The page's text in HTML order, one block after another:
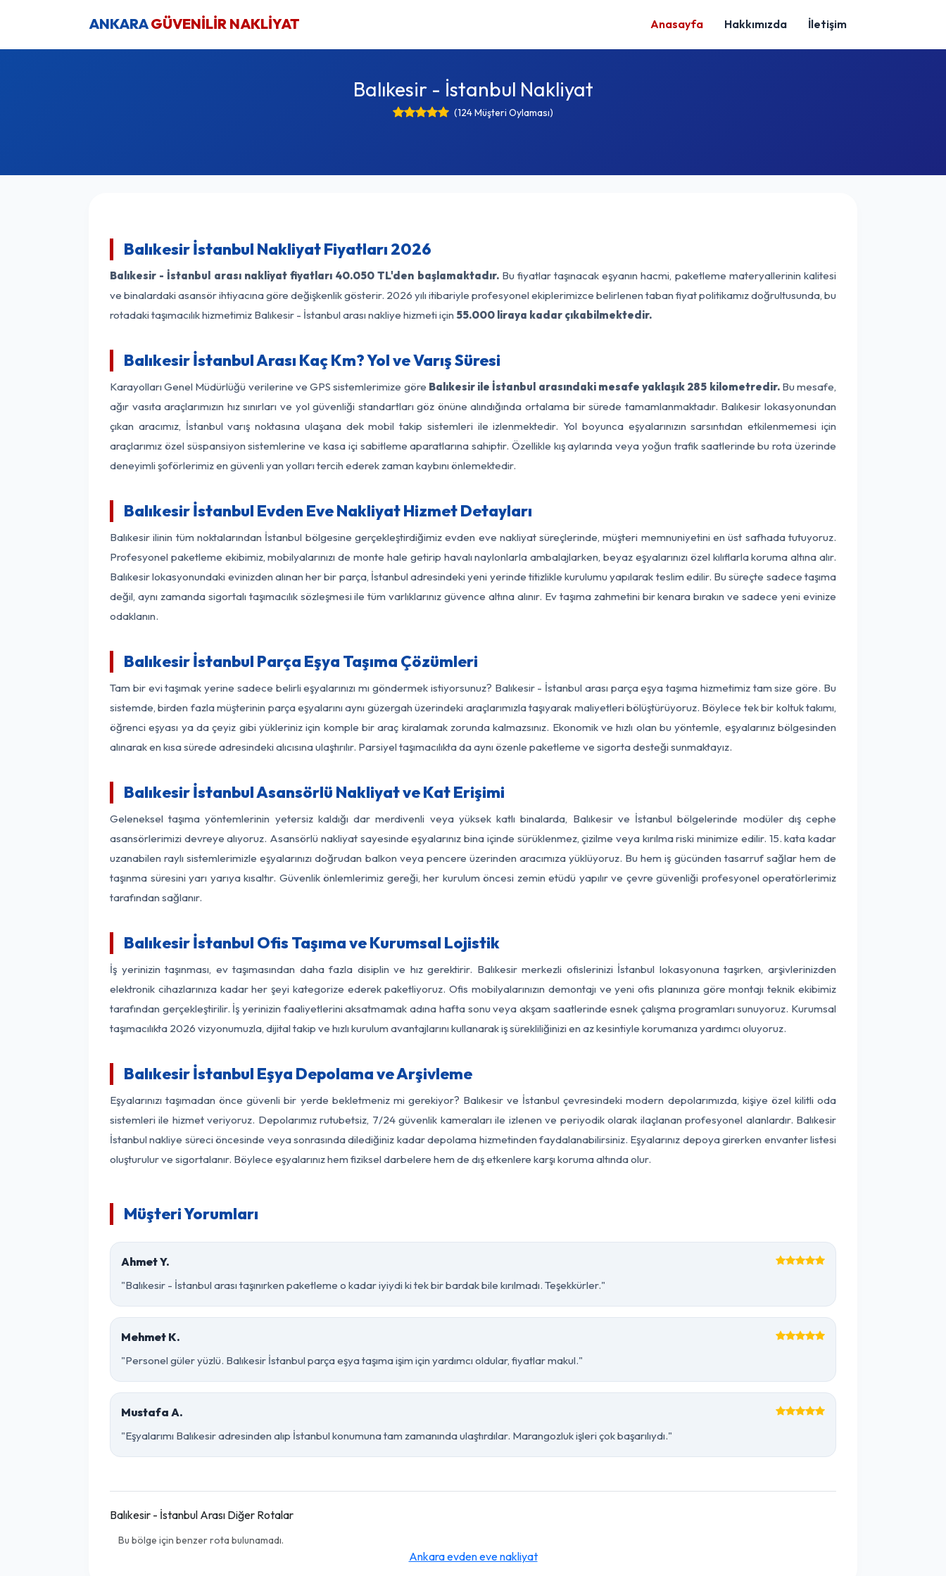
ANKARAGÜVENİLİR NAKLİYAT Anasayfa Hakkımızda İletişim
Balıkesir - İstanbul Nakliyat
(124 Müşteri Oylaması)
Balıkesir İstanbul Nakliyat Fiyatları 2026
Balıkesir - İstanbul arası nakliyat fiyatları 40.050 TL'den başlamaktadır.Bu fiyatlar taşınacak eşyanın hacmi, paketleme materyallerinin kalitesi
ve binalardaki asansör ihtiyacına göre değişkenlik gösterir. 2026 yılı itibariyle profesyonel ekiplerimizce belirlenen taban fiyat politikamız doğrultusunda, bu
rotadaki taşımacılık hizmetimiz Balıkesir - İstanbul arası nakliye hizmeti için 55.000 liraya kadar çıkabilmektedir.
Balıkesir İstanbul Arası Kaç Km? Yol ve Varış Süresi
Karayolları Genel Müdürlüğü verilerine ve GPS sistemlerimize göre Balıkesir ile İstanbul arasındaki mesafe yaklaşık 285 kilometredir.Bu mesafe,
ağır vasıta araçlarımızın hız sınırları ve yol güvenliği standartları göz önüne alındığında ortalama bir sürede tamamlanmaktadır. Balıkesir lokasyonundan
çıkan aracımız, İstanbul varış noktasına ulaşana dek mobil takip sistemleri ile izlenmektedir. Yol boyunca eşyalarınızın sarsıntıdan etkilenmemesi için
araçlarımız özel süspansiyon sistemlerine ve kasa içi sabitleme aparatlarına sahiptir. Özellikle kış aylarında veya yoğun trafik saatlerinde bu rota üzerinde
deneyimli şoförlerimiz en güvenli yan yolları tercih ederek zaman kaybını önlemektedir.
Balıkesir İstanbul Evden Eve Nakliyat Hizmet Detayları
Balıkesir ilinin tüm noktalarından İstanbul bölgesine gerçekleştirdiğimiz evden eve nakliyat süreçlerinde, müşteri memnuniyetini en üst safhada tutuyoruz.
Profesyonel paketleme ekibimiz, mobilyalarınızı de monte hale getirip havalı naylonlarla ambalajlarken, beyaz eşyalarınızı özel kılıflarla koruma altına alır.
Balıkesir lokasyonundaki evinizden alınan her bir parça, İstanbul adresindeki yeni yerinde titizlikle kurulumu yapılarak teslim edilir. Bu süreçte sadece taşıma
değil, aynı zamanda sigortalı taşımacılık sözleşmesi ile tüm varlıklarınız güvence altına alınır. Ev taşıma zahmetini bir kenara bırakın ve sadece yeni evinize
odaklanın.
Balıkesir İstanbul Parça Eşya Taşıma Çözümleri
Tam bir evi taşımak yerine sadece belirli eşyalarınızı mı göndermek istiyorsunuz? Balıkesir - İstanbul arası parça eşya taşıma hizmetimiz tam size göre. Bu
sistemde, birden fazla müşterinin parça eşyalarını aynı güzergah üzerindeki araçlarımızla taşıyarak maliyetleri bölüştürüyoruz. Böylece tek bir koltuk takımı,
öğrenci eşyası ya da çeyiz gibi yükleriniz için komple bir araç kiralamak zorunda kalmazsınız. Ekonomik ve hızlı olan bu yöntemle, eşyalarınız bölgesinden
alınarak en kısa sürede adresindeki alıcısına ulaştırılır. Parsiyel taşımacılıkta da aynı özenle paketleme ve sigorta desteği sunmaktayız.
Balıkesir İstanbul Asansörlü Nakliyat ve Kat Erişimi
Geleneksel taşıma yöntemlerinin yetersiz kaldığı dar merdivenli veya yüksek katlı binalarda, Balıkesir ve İstanbul bölgelerinde modüler dış cephe
asansörlerimizi devreye alıyoruz. Asansörlü nakliyat sayesinde eşyalarınız bina içinde sürüklenmez, çizilme veya kırılma riski minimize edilir. 15. kata kadar
uzanabilen raylı sistemlerimizle eşyalarınızı doğrudan balkon veya pencere üzerinden aracımıza yüklüyoruz. Bu hem iş gücünden tasarruf sağlar hem de
taşınma süresini yarı yarıya kısaltır. Güvenlik önlemlerimiz gereği, her kurulum öncesi zemin etüdü yapılır ve çevre güvenliği profesyonel operatörlerimiz
tarafından sağlanır.
Balıkesir İstanbul Ofis Taşıma ve Kurumsal Lojistik
İş yerinizin taşınması, ev taşımasından daha fazla disiplin ve hız gerektirir. Balıkesir merkezli ofislerinizi İstanbul lokasyonuna taşırken, arşivlerinizden
elektronik cihazlarınıza kadar her şeyi kategorize ederek paketliyoruz. Ofis mobilyalarınızın demontajı ve yeni ofis planınıza göre montajı teknik ekibimiz
tarafından gerçekleştirilir. İş yerinizin faaliyetlerini aksatmamak adına hafta sonu veya akşam saatlerinde esnek çalışma programları sunuyoruz. Kurumsal
taşımacılıkta 2026 vizyonumuzla, dijital takip ve hızlı kurulum avantajlarını kullanarak iş sürekliliğinizi en az kesintiyle korumanıza yardımcı oluyoruz.
Balıkesir İstanbul Eşya Depolama ve Arşivleme
Eşyalarınızı taşımadan önce güvenli bir yerde bekletmeniz mi gerekiyor? Balıkesir ve İstanbul çevresindeki modern depolarımızda, kişiye özel kilitli oda
sistemleri ile hizmet veriyoruz. Depolarımız rutubetsiz, 7/24 güvenlik kameraları ile izlenen ve periyodik olarak ilaçlanan profesyonel alanlardır. Balıkesir
İstanbul nakliye süreci öncesinde veya sonrasında dilediğiniz kadar depolama hizmetinden faydalanabilirsiniz. Eşyalarınız depoya girerken envanter listesi
oluşturulur ve sigortalanır. Böylece eşyalarınız hem fiziksel darbelere hem de dış etkenlere karşı koruma altında olur.
Müşteri Yorumları
Ahmet Y.
"Balıkesir - İstanbul arası taşınırken paketleme o kadar iyiydi ki tek bir bardak bile kırılmadı. Teşekkürler."
Mehmet K.
"Personel güler yüzlü. Balıkesir İstanbul parça eşya taşıma işim için yardımcı oldular, fiyatlar makul."
Mustafa A.
"Eşyalarımı Balıkesir adresinden alıp İstanbul konumuna tam zamanında ulaştırdılar. Marangozluk işleri çok başarılıydı."
Balıkesir - İstanbul Arası Diğer Rotalar
Bu bölge için benzer rota bulunamadı.
Ankara evden eve nakliyat